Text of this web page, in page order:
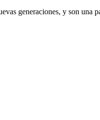
generaciones, y son